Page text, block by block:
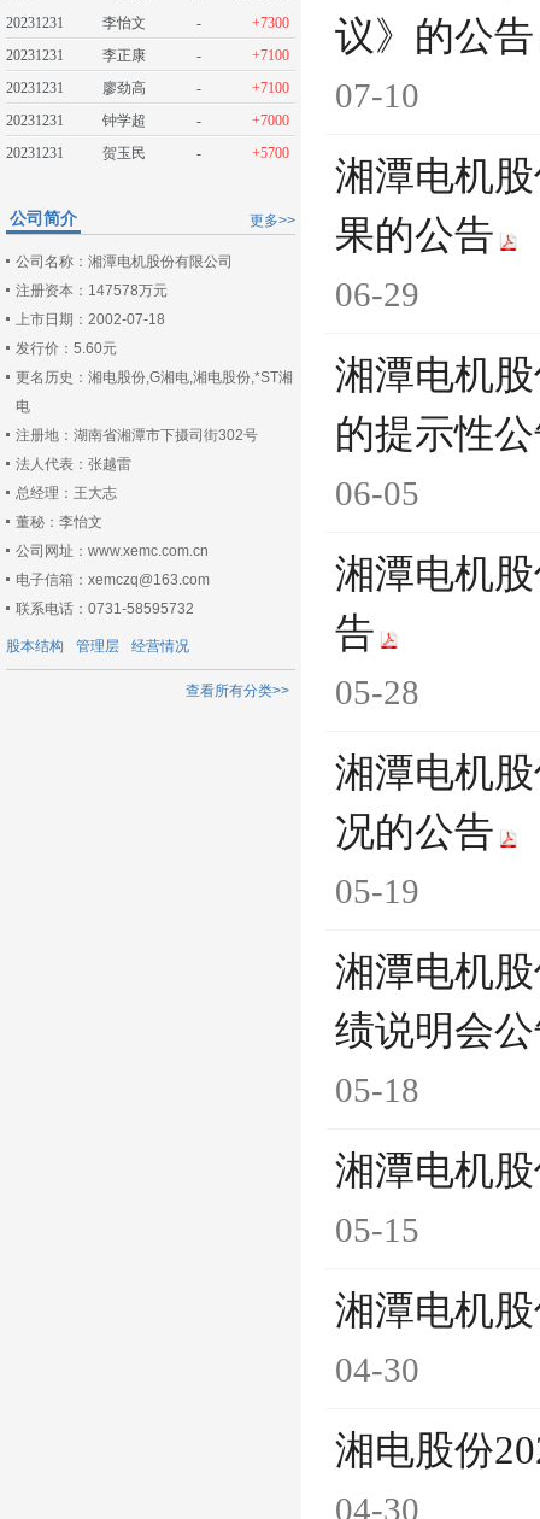
20231231
李怡文 -
+7300
20231231
李正康 -
+7100
20231231
廖劲高 -
+7100
20231231
钟学超 -
+7000
20231231
贺玉民 - +5700
更多>>
公司简介
公司名称：湘潭电机股份有限公司
注册资本：147578万元
上市日期：2002-07-18
发行价：5.60元
更名历史：湘电股份,G湘电,湘电股份,*ST湘
电
注册地：湖南省湘潭市下摄司街302号
法人代表：张越雷
总经理：王大志
董秘：李怡文
公司网址：www.xemc.com.cn
电子信箱：xemczq@163.com
联系电话：0731-58595732
股本结构 管理层 经营情况
查看所有分类>>
议》的公告
07-10
湘潭电机
果的公告
06-29
湘潭电机
的提示性
06-05
湘潭电机
告
05-28
湘潭电机
况的公告
05-19
湘潭电机
绩说明会
05-18
湘潭电机
05-15
湘潭电机
04-30
湘电股份
04-30